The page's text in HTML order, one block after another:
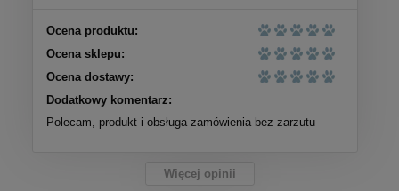
Ocena produktu:
Ocena sklepu:
Ocena dostawy:
Dodatkowy komentarz:
Polecam, produkt i obsługa zamówienia bez zarzutu
Więcej opinii